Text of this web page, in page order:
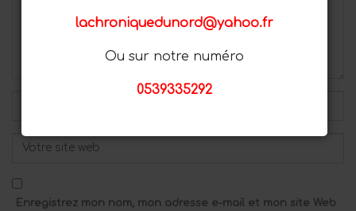
Enregistrez mon nom, mon adresse e-mail et mon site Web
lachroniquedunord@yahoo.fr
Ou sur notre numéro
0539335292